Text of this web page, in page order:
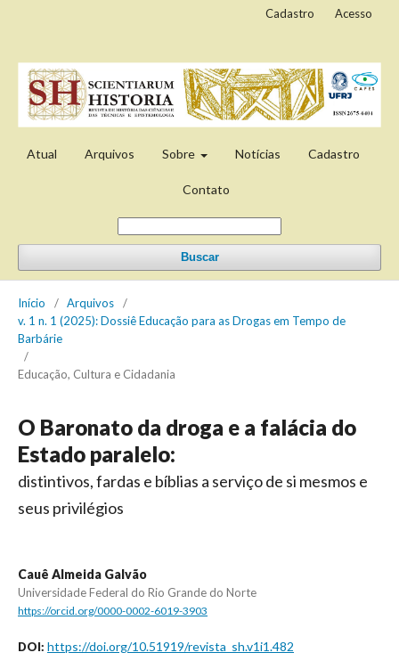
Atual Arquivos Sobre Notícias Cadastro
Contato
Buscar
Cadastro Acesso
Início / Arquivos
/
v. 1 n. 1 (2025): Dossiê Educação para as Drogas em Tempo de
Barbárie
/
Educação, Cultura e Cidadania
O Baronato da droga e a falácia do
Estado paralelo:
distintivos, fardas e bíblias a serviço de si mesmos e
seus privilégios
Cauê Almeida Galvão
Universidade Federal do Rio Grande do Norte
https://orcid.org/0000-0002-6019-3903
DOI: https://doi.org/10.51919/revista_sh.v1i1.482